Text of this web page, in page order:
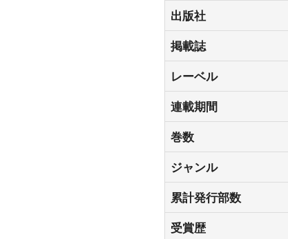
出版社
掲載誌
レーベル
連載期間
巻数
ジャンル
累計発行部数
受賞歴